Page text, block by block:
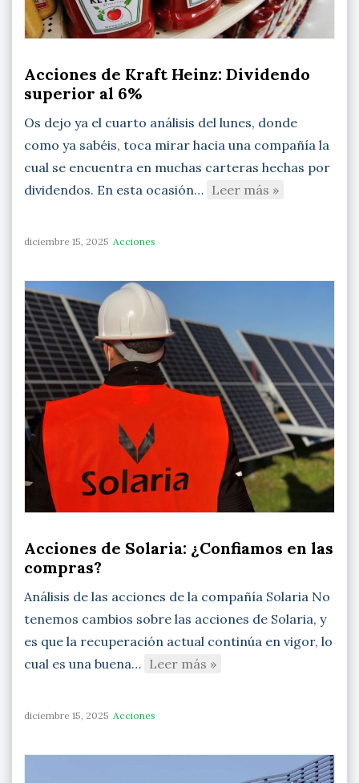
Acciones de Kraft Heinz: Dividendo
superior al 6%
Os dejo ya el cuarto análisis del lunes, donde
como ya sabéis, toca mirar hacia una compañía la
cual se encuentra en muchas carteras hechas por
dividendos. En esta ocasión… Leer más »
diciembre 15, 2025 Acciones
Acciones de Solaria: ¿Confiamos en las
compras?
Análisis de las acciones de la compañía Solaria No
tenemos cambios sobre las acciones de Solaria, y
es que la recuperación actual continúa en vigor, lo
cual es una buena… Leer más »
diciembre 15, 2025 Acciones